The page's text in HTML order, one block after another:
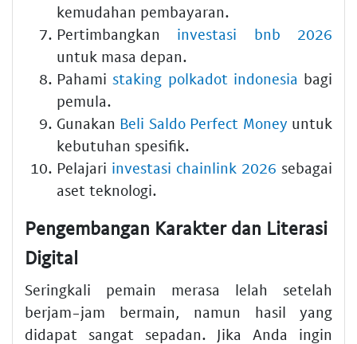
kemudahan pembayaran.
Pertimbangkan investasi bnb 2026
untuk masa depan.
Pahamistaking polkadot indonesia bagi
pemula.
Gunakan Beli Saldo Perfect Money untuk
kebutuhan spesifik.
Pelajari investasi chainlink 2026 sebagai
aset teknologi.
Pengembangan Karakter dan Literasi
Digital
Seringkali pemain merasa lelah setelah
berjam-jam bermain, namun hasil yang
didapat sangat sepadan. Jika Anda ingin